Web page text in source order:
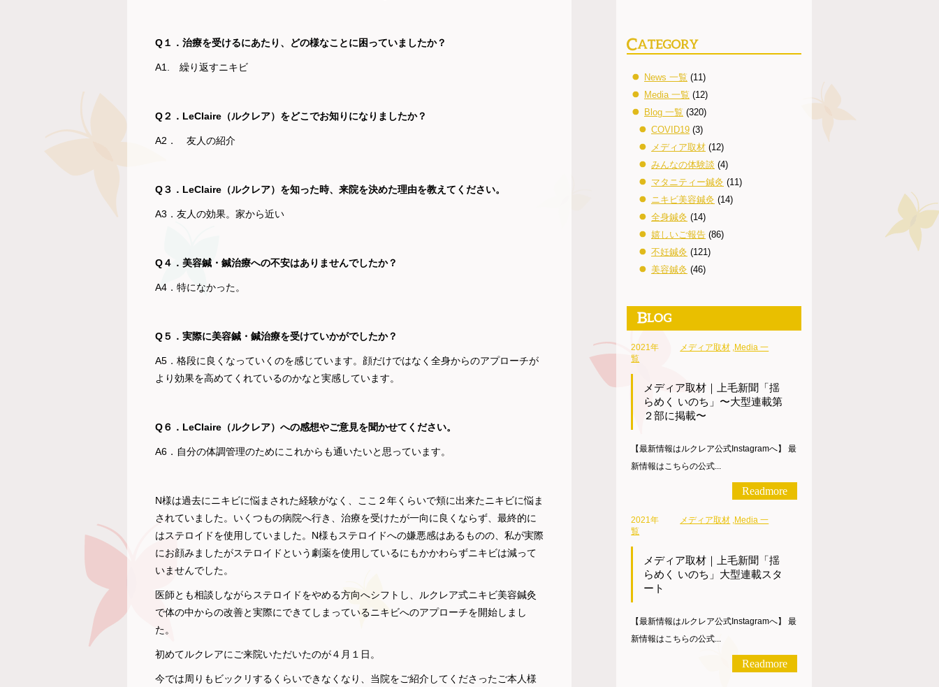
Q１．治療を受けるにあたり、どの様なことに困っていましたか？
A1. 繰り返すニキビ
Q２．LeClaire（ルクレア）をどこでお知りになりましたか？
A2． 友人の紹介
Q３．LeClaire（ルクレア）を知った時、来院を決めた理由を教えてください。
A3．友人の効果。家から近い
Q４．美容鍼・鍼治療への不安はありませんでしたか？
A4．特になかった。
Q５．実際に美容鍼・鍼治療を受けていかがでしたか？
A5．格段に良くなっていくのを感じています。顔だけではなく全身からのアプローチが
より効果を高めてくれているのかなと実感しています。
Q６．LeClaire（ルクレア）への感想やご意見を聞かせてください。
A6．自分の体調管理のためにこれからも通いたいと思っています。
N様は過去にニキビに悩まされた経験がなく、ここ２年くらいで頬に出来たニキビに悩ま
されていました。いくつもの病院へ行き、治療を受けたが一向に良くならず、最終的に
はステロイドを使用していました。N様もステロイドへの嫌悪感はあるものの、私が実際
にお顔みましたがステロイドという劇薬を使用しているにもかかわらずニキビは減って
いませんでした。
医師とも相談しながらステロイドをやめる方向へシフトし、ルクレア式ニキビ美容鍼灸
で体の中からの改善と実際にできてしまっているニキビへのアプローチを開始しまし
た。
初めてルクレアにご来院いただいたのが４月１日。
今では周りもビックリするくらいできなくなり、当院をご紹介してくださったご本人様
News 一覧 (11)
Media 一覧 (12)
Blog 一覧 (320)
COVID19 (3)
メディア取材 (12)
みんなの体験談 (4)
マタニティー鍼灸 (11)
ニキビ美容鍼灸 (14)
全身鍼灸 (14)
嬉しいご報告 (86)
不妊鍼灸 (121)
美容鍼灸 (46)
2021年 メディア取材 ,Media 一
覧
メディア取材｜上毛新聞「揺
らめく いのち」〜大型連載第
２部に掲載〜
【最新情報はルクレア公式Instagramへ】 最
新情報はこちらの公式...
Readmore
2021年 メディア取材 ,Media 一
覧
メディア取材｜上毛新聞「揺
らめく いのち」大型連載スタ
ート
【最新情報はルクレア公式Instagramへ】 最
新情報はこちらの公式...
Readmore